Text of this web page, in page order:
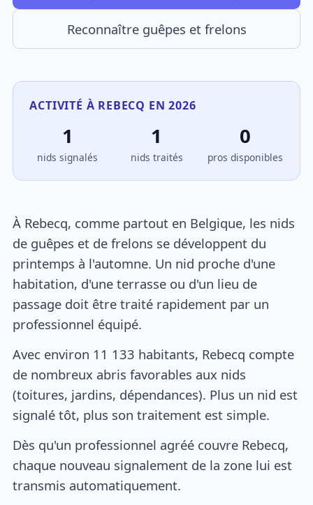
Reconnaître guêpes et frelons
ACTIVITÉ À REBECQ EN 2026
1
nids signalés
1
nids traités
0
pros disponibles
À Rebecq, comme partout en Belgique, les nids
de guêpes et de frelons se développent du
printemps à l'automne. Un nid proche d'une
habitation, d'une terrasse ou d'un lieu de
passage doit être traité rapidement par un
professionnel équipé.
Avec environ 11 133 habitants, Rebecq compte
de nombreux abris favorables aux nids
(toitures, jardins, dépendances). Plus un nid est
signalé tôt, plus son traitement est simple.
Dès qu'un professionnel agréé couvre Rebecq,
chaque nouveau signalement de la zone lui est
transmis automatiquement.